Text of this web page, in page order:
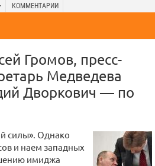
КОММЕНТАРИИ
Громов, пресс-
Медведева
Дворкович — по
силы». Однако
и наем западных
имиджа